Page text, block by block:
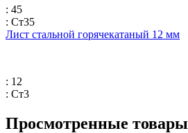
: 45
: Ст35
Лист стальной горячекатаный 12 мм
: 12
: Ст3
Просмотренные товары